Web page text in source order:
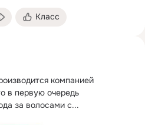
Класс
компанией
в первую очередь
за волосами с...